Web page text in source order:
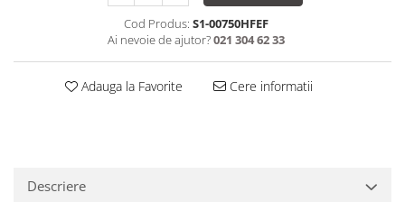
Cod Produs: S1-00750HFEF
Ai nevoie de ajutor?021 304 62 33
Adauga la Favorite Cere informatii
Descriere